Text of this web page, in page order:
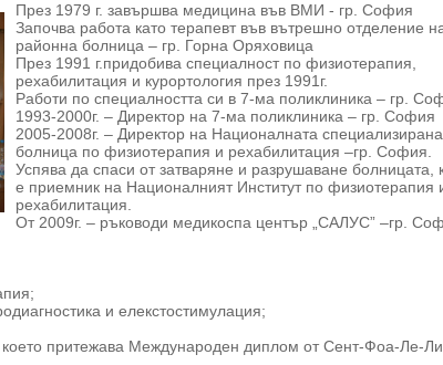
През 1979 г. завършва медицина във ВМИ - гр. София
Започва работа като терапевт във вътрешно отделение
районна болница – гр. Горна Оряховица
През 1991 г.придобива специалност по физиотерапия,
рехабилитация и курортология през 1991г.
Работи по специалността си в 7-ма поликлиника – гр.
1993-2000г. – Директор на 7-ма поликлиника – гр. София
2005-2008г. – Директор на Националната специализирана
болница по физиотерапия и рехабилитация –гр. София.
Успява да спаси от затваряне и разрушаване болницата,
е приемник на Националният Институт по физиотерапия
рехабилитация.
От 2009г. – ръководи медикоспа център „САЛУС” –гр.
и елекстостимулация;
което притежава Международен диплом от Сент-Фоа-Ле-